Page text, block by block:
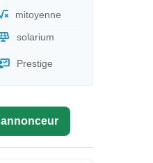
mitoyenne
solarium
Prestige